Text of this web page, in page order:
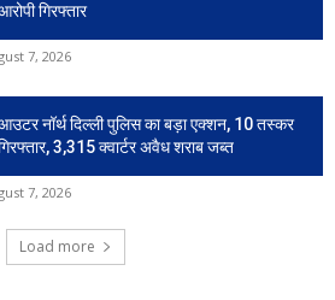
गिरफ्तार
7, 2026
नॉर्थ दिल्ली पुलिस का बड़ा एक्शन, 10 तस्कर
3,315 क्वार्टर अवैध शराब जब्त
7, 2026
Load more